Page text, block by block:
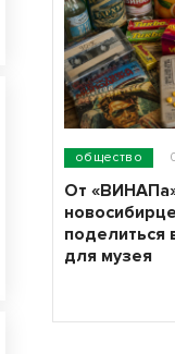
общество
От
поделиться
для музея